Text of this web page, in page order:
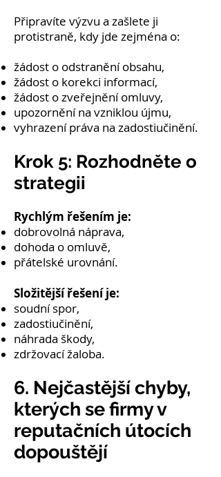
Připravíte výzvu a zašlete ji
protistraně, kdy jde zejména o:
žádost o odstranění obsahu,
žádost o korekci informací,
žádost o zveřejnění omluvy,
upozornění na vzniklou újmu,
vyhrazení práva na zadostiučinění.
Krok 5: Rozhodněte o
strategii
Rychlým řešením je:
dobrovolná náprava,
dohoda o omluvě,
přátelské urovnání.
Složitější řešení je:
soudní spor,
zadostiučinění,
náhrada škody,
zdržovací žaloba.
6. Nejčastější chyby,
kterých se firmy v
reputačních útocích
dopouštějí